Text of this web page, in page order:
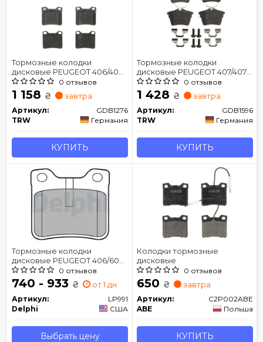
Тормозные колодки
дисковые PEUGEOT 406/406
Coupe
0 отзывов
1 158 ₴ завтра
Артикул:
GDB1276
TRW
Германия
КУПИТЬ
Тормозные колодки
дисковые PEUGEOT 407/407
Coupe
0 отзывов
1 428 ₴ завтра
Артикул:
GDB1596
TRW
Германия
КУПИТЬ
Тормозные колодки
дисковые PEUGEOT 406/607
задняя сторона 96-05
0 отзывов
740 - 933 ₴ от 1 дн.
Артикул:
LP991
Delphi
США
Выбрать цену
Колодки тормозные
дисковые
0 отзывов
650 ₴ завтра
Артикул:
C2P002ABE
ABE
Польша
КУПИТЬ